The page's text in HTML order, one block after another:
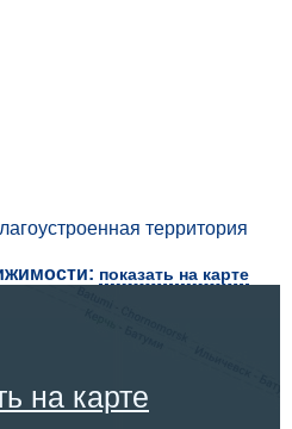
территория
показать на карте
на карте